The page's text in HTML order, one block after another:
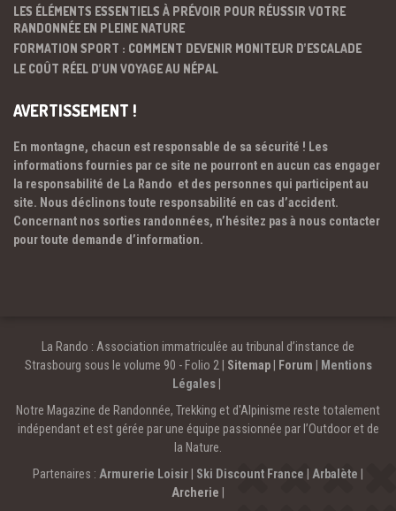
LES ÉLÉMENTS ESSENTIELS À PRÉVOIR POUR RÉUSSIR VOTRE
RANDONNÉE EN PLEINE NATURE
FORMATION SPORT : COMMENT DEVENIR MONITEUR D’ESCALADE
LE COÛT RÉEL D’UN VOYAGE AU NÉPAL
AVERTISSEMENT !
En montagne, chacun est responsable de sa sécurité ! Les
informations fournies par ce site ne pourront en aucun cas engager
la responsabilité de La Rando et des personnes qui participent au
site. Nous déclinons toute responsabilité en cas d’accident.
Concernant nos sorties randonnées, n’hésitez pas à nous contacter
pour toute demande d’information.
La Rando : Association immatriculée au tribunal d’instance de
Strasbourg sous le volume 90 - Folio 2 | Sitemap| Forum
Mentions
Légales
Notre Magazine de Randonnée, Trekking et d'Alpinisme reste totalement
indépendant et est gérée par une équipe passionnée par l’Outdoor et de
la Nature.
Partenaires : Armurerie Loisir Ski Discount France Arbalète
Archerie